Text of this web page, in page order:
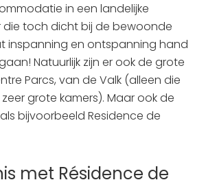
in een landelijke
die toch dicht bij de bewoonde
inspanning en ontspanning hand
Natuurlijk zijn er ook de grote
Parcs, van de Valk (alleen die
grote kamers). Maar ook de
bijvoorbeeld Residence de
met Résidence de